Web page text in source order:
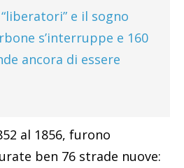
e il sogno
s’interruppe e 160
ancora di essere
al 1856, furono
ben 76 strade nuove: